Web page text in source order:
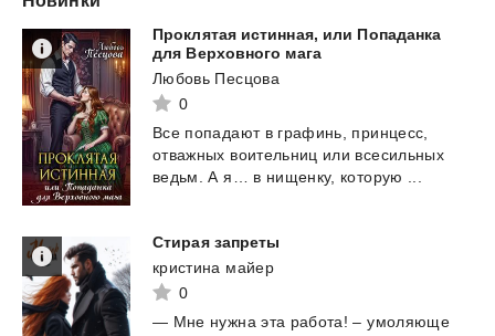
Проклятая истинная, или Попаданка
для Верховного мага
Любовь Песцова
0
Все попадают в графинь,
принцесс,
отважных воительниц или всесильных
ведьм.
А я… в нищенку, которую
Стирая запреты
кристина майер
0
— Мне нужна эта работа! – умоляюще